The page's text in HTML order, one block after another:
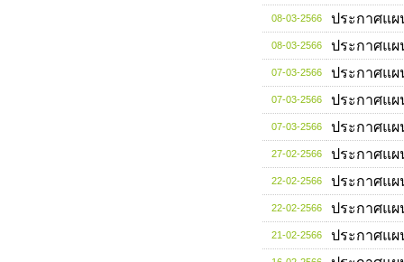
08-03-2566 ประกาศแผ
08-03-2566 ประกาศแผ
07-03-2566 ประกาศแผ
07-03-2566 ประกาศแผ
07-03-2566 ประกาศแผ
27-02-2566 ประกาศแผ
22-02-2566 ประกาศแผ
22-02-2566 ประกาศแผ
21-02-2566 ประกาศแผ